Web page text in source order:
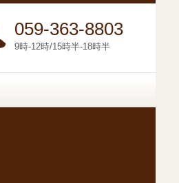
059-363-8803
9時-12時/15時半-18時半